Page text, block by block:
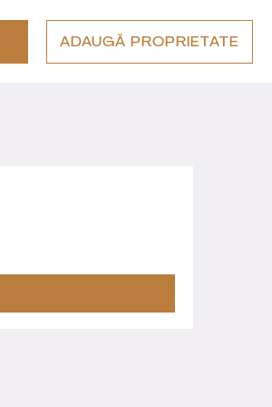
ADAUGĂ PROPRIETATE